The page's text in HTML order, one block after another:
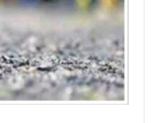
महीने भर में बालों को लंबा कैसे
करें? घर पर आसानी से बनाएं…
इंडिया